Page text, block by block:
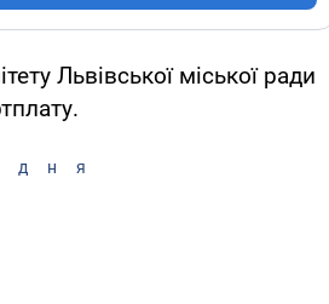
Львівської міської ради
дня